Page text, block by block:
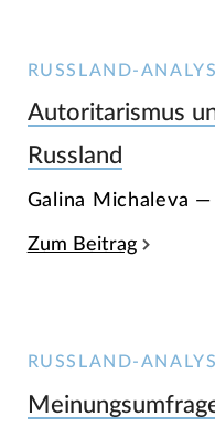
RUSSLAND-
Autoritarismus
Russland
Galina Michaleva —
Zum Beitrag
RUSSLAND-